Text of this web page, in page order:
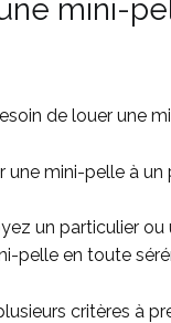
mini-
de louer une
une mini-pelle à
un particulier
pelle en toute
critères à